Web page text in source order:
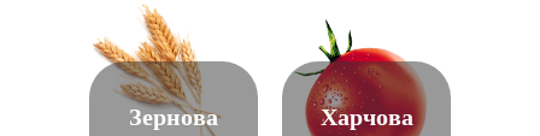
Зернова
Харчова